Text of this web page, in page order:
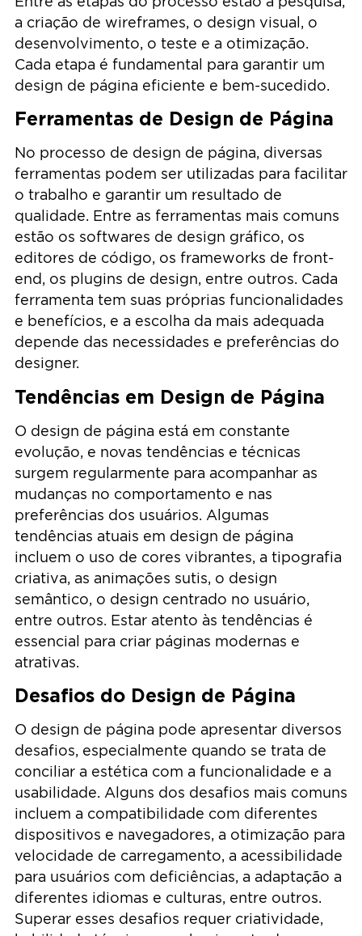
a criação de wireframes, o design visual, o
desenvolvimento, o teste e a otimização.
Cada etapa é fundamental para garantir um
design de página eficiente e bem-sucedido.
Ferramentas de Design de Página
No processo de design de página, diversas
ferramentas podem ser utilizadas para facilitar
o trabalho e garantir um resultado de
qualidade. Entre as ferramentas mais comuns
estão os softwares de design gráfico, os
editores de código, os frameworks de front-
end, os plugins de design, entre outros. Cada
ferramenta tem suas próprias funcionalidades
e benefícios, e a escolha da mais adequada
depende das necessidades e preferências do
designer.
Tendências em Design de Página
O design de página está em constante
evolução, e novas tendências e técnicas
surgem regularmente para acompanhar as
mudanças no comportamento e nas
preferências dos usuários. Algumas
tendências atuais em design de página
incluem o uso de cores vibrantes, a tipografia
criativa, as animações sutis, o design
semântico, o design centrado no usuário,
entre outros. Estar atento às tendências é
essencial para criar páginas modernas e
atrativas.
Desafios do Design de Página
O design de página pode apresentar diversos
desafios, especialmente quando se trata de
conciliar a estética com a funcionalidade e a
usabilidade. Alguns dos desafios mais comuns
incluem a compatibilidade com diferentes
dispositivos e navegadores, a otimização para
velocidade de carregamento, a acessibilidade
para usuários com deficiências, a adaptação a
diferentes idiomas e culturas, entre outros.
Superar esses desafios requer criatividade,